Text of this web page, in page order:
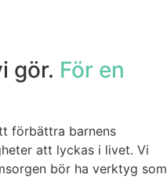
gör. För en
förbättra barnens
att lyckas i livet. Vi
bör ha verktyg som